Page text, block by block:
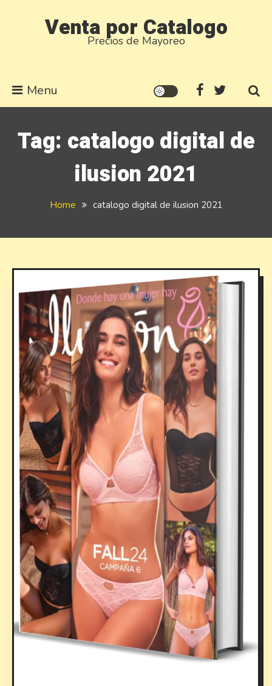
Venta por Catalogo
Precios de Mayoreo
Menu
Tag: catalogo digital de
ilusion 2021
Home catalogo digital de ilusion 2021